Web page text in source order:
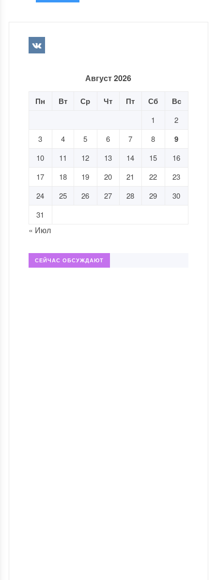
Август 2026
Пн Вт Ср Чт Пт Сб Вс
1
2
3
4 5 6 7 8 9
10 11 12 13 14 15
16
17
18 19 20 21 22
23
24
25 26 27 28 29
30
31
« Июл
СЕЙЧАС ОБСУЖДАЮТ